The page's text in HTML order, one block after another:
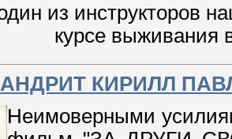
из инструкторов
курсе выживания
КИРИЛЛ
Неимоверными